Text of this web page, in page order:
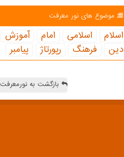
موضوع های نور معرفت
اسلام اسلامی امام
آموزش
دین
فرهنگ رپورتاژ پیامبر
بازگشت به نورمعرفت